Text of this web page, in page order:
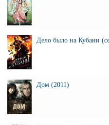
Дело было на Кубани
Дом (2011)